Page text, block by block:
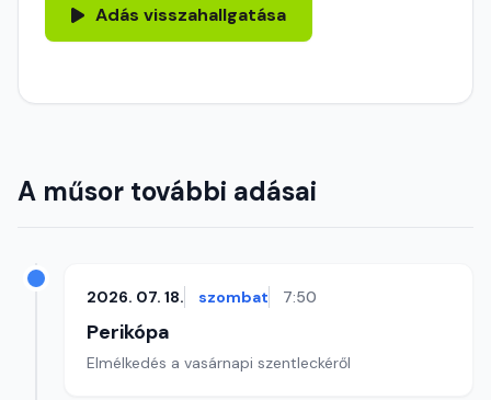
Adás visszahallgatása
A műsor további adásai
2026. 07. 18. szombat 7:50
Perikópa
Elmélkedés a vasárnapi szentleckéről